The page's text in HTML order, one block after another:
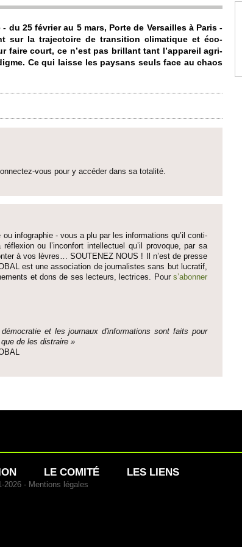
du 25 février au 5 mars, Porte de Ve­rsai­lles à Paris -
sur la trajecto­ire de transi­tion climatique et éco­
faire court, ce n’est pas bri­llant tant l’appareil agri­
Ce qui laisse les paysans seuls face au chaos
vous pour y accéder dans sa to­talité.
infographie - vous a plu par les informati­ons qu’il conti­
ou l’inconfort inte­llectuel qu’il pro­voque, par sa
à vos lèvres… SO­UTENEZ NOUS ! Il n’est de pre­sse
est une asso­ci­ation de journalistes sans but lucratif,
et dons de ses lecte­urs, lec­trices. Pours’abonner
et les journaux d'informati­ons sont faits pour
de les dis­traire »
LE COMITÉ LES LIENS
2026 - Mentions légales